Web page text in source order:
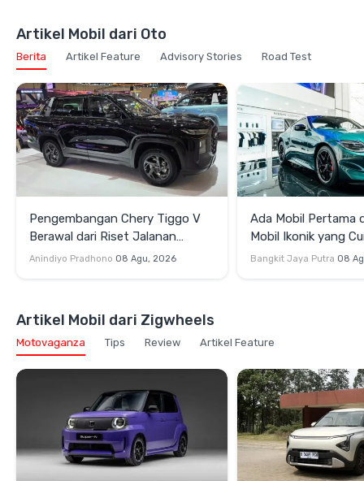
Artikel Mobil dari Oto
Berita Artikel Feature Advisory Stories Road Test
Pengembangan Chery Tiggo V
Berawal dari Riset Jalanan
Indonesia
Anindiyo Pradhono 08 Agu, 2026
Ada Mobil Pertama
Mobil Ikonik yang
di GIIAS 2026
Bangkit Jaya Putra 08
Artikel Mobil dari Zigwheels
Motovaganza Tips Review Artikel Feature